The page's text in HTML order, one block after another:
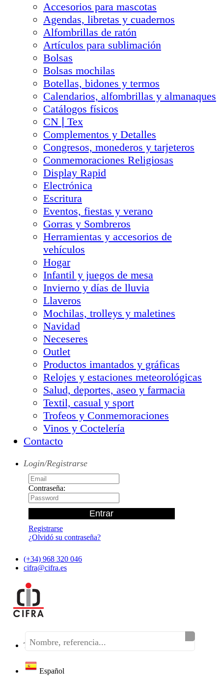
Accesorios para mascotas
Agendas, libretas y cuadernos
Alfombrillas de ratón
Artículos para sublimación
Bolsas
Bolsas mochilas
Botellas, bidones y termos
Calendarios, alfombrillas y almanaques
Catálogos físicos
CN❘Tex
Complementos y Detalles
Congresos, monederos y tarjeteros
Conmemoraciones Religiosas
Display Rapid
Electrónica
Escritura
Eventos, fiestas y verano
Gorras y Sombreros
Herramientas y accesorios de
vehículos
Hogar
Infantil y juegos de mesa
Invierno y días de lluvia
Llaveros
Mochilas, trolleys y maletines
Navidad
Neceseres
Outlet
Productos imantados y gráficas
Relojes y estaciones meteorológicas
Salud, deportes, aseo y farmacia
Textil, casual y sport
Trofeos y Conmemoraciones
Vinos y Coctelería
Contacto
Login/Registrarse
Contraseña:
Registrarse
¿Olvidó su contraseña?
(+34) 968 320 046
cifra@cifra.es
Teléfono:(+34) 968 320 046
Español